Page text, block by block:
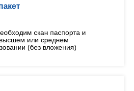
скан паспорта и
или среднем
(без вложения)